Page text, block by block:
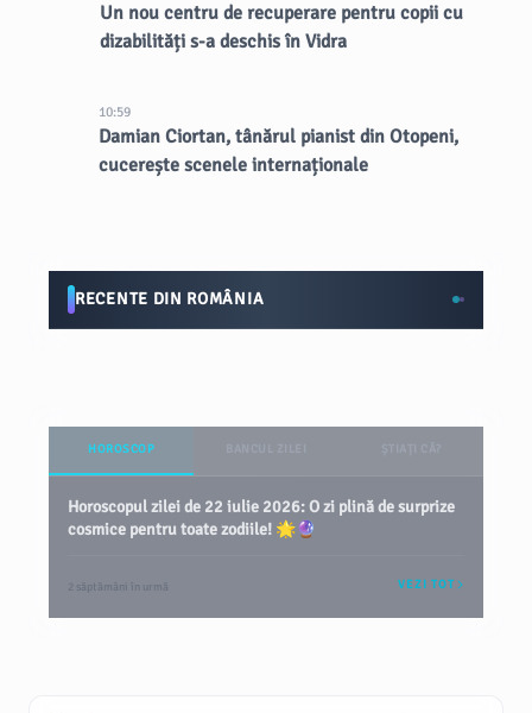
Un nou centru de recuperare pentru copii cu
dizabilități s-a deschis în Vidra
10:59
Damian Ciortan, tânărul pianist din Otopeni,
cucerește scenele internaționale
RECENTE DIN ROMÂNIA
HOROSCOP
Horoscopul zilei de 22 iulie 2026: O zi plină de surprize
cosmice pentru toate zodiile! 🌟🔮
2 săptămâni în urmă VEZI TOT